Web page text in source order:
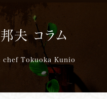
夫 コラム
chef Tokuoka Kunio